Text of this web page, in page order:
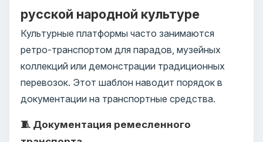
русской народной культуре
Культурные платформы часто занимаются
ретро-транспортом для парадов, музейных
коллекций или демонстрации традиционных
перевозок. Этот шаблон наводит порядок в
документации на транспортные средства.
🧵 Документация ремесленного